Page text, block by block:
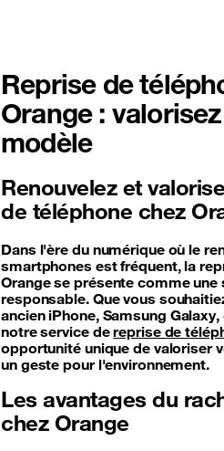
Reprise de
Orange :
modèle
Renouvelez et
de téléphone chez
Dans l'ère du numérique où le
smartphones est fréquent, la
Orange se présente comme
responsable. Que vous
ancien iPhone, Samsung
notre service dereprise de
opportunité unique de valoriser
un geste pour l'environnement.
Les avantages du
chez Orange